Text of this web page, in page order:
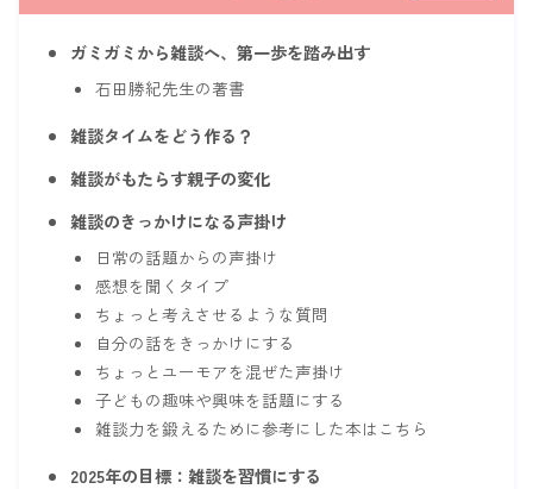
ガミガミから雑談へ、第一歩を踏み出す
石田勝紀先生の著書
雑談タイムをどう作る？
雑談がもたらす親子の変化
雑談のきっかけになる声掛け
日常の話題からの声掛け
感想を聞くタイプ
ちょっと考えさせるような質問
自分の話をきっかけにする
ちょっとユーモアを混ぜた声掛け
子どもの趣味や興味を話題にする
雑談力を鍛えるために参考にした本はこちら
2025年の目標：雑談を習慣にする